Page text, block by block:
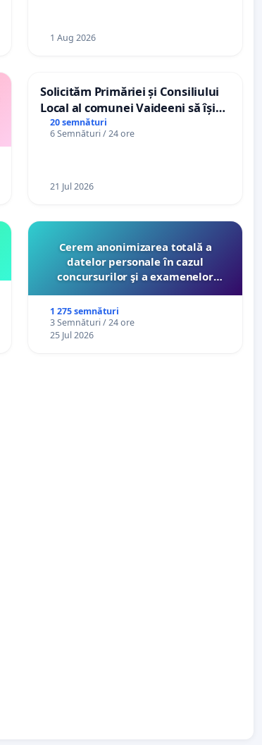
1 Aug 2026
Solicităm Primăriei și Consiliului
Local al comunei Vaideeni să își
exercite efectiv atribuțiile legale
și să reprezinte interesele
20 semnături
6 Semnături / 24 ore
21 Jul 2026
Cerem anonimizarea totală a
datelor personale în cazul
concursurilor şi a examenelor
către Ministerul Educaţiei
1 275 semnături
3 Semnături / 24 ore
25 Jul 2026